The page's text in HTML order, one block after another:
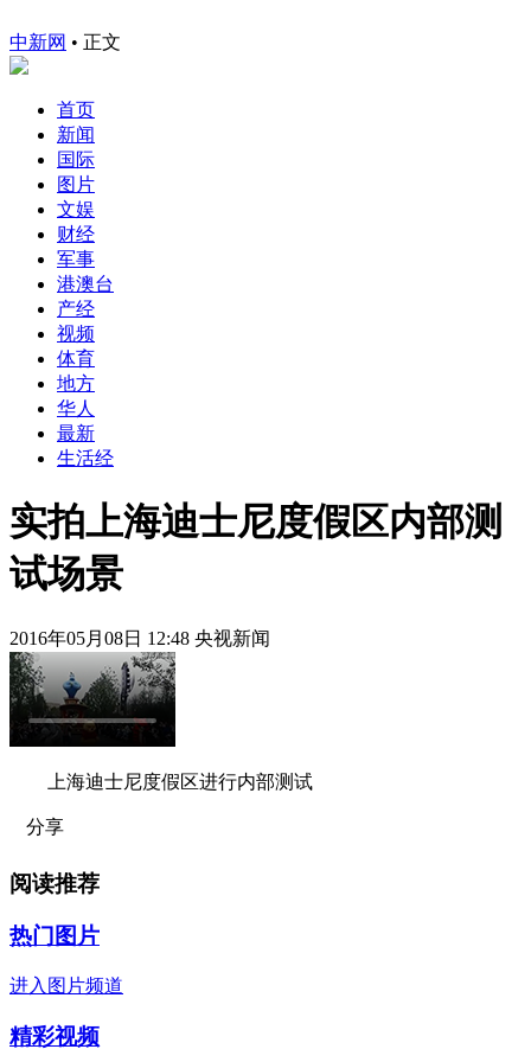
中新网 • 正文
首页
新闻
国际
图片
文娱
财经
军事
港澳台
产经
视频
体育
地方
华人
最新
生活经
实拍上海迪士尼度假区内部测
试场景
2016年05月08日 12:48 央视新闻
上海迪士尼度假区进行内部测试
分享
阅读推荐
热门图片
进入图片频道
精彩视频